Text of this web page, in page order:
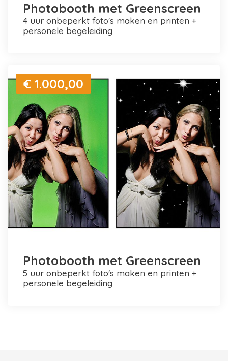
Photobooth met Greenscreen
4 uur onbeperkt foto's maken en printen +
personele begeleiding
€ 1.000,00
Photobooth met Greenscreen
5 uur onbeperkt foto's maken en printen +
personele begeleiding